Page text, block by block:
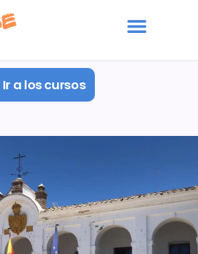
Ir a los cursos